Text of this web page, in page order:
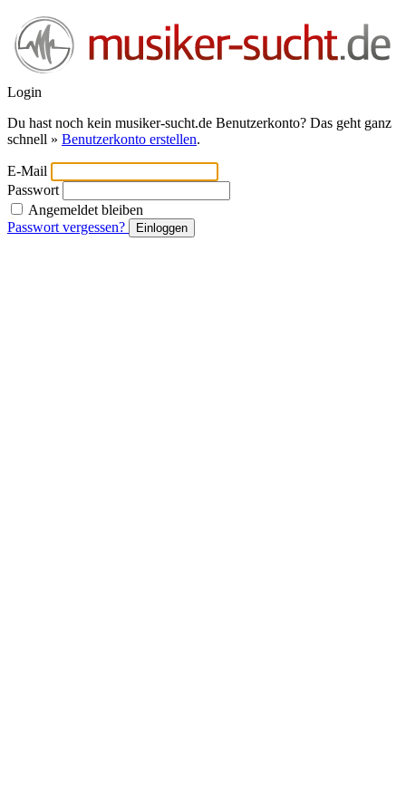
Login
Du hast noch kein musiker-sucht.de Benutzerkonto? Das geht ganz
schnell » Benutzerkonto erstellen.
E-Mail
Passwort
Angemeldet bleiben
Passwort vergessen?
Einloggen